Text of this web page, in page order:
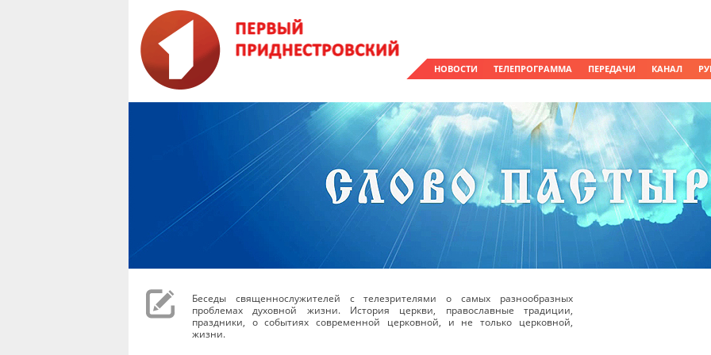
НОВОСТИ ТЕЛЕПРОГРАММА ПЕРЕДАЧИ КАНАЛ
Беседы священнослужителей с телезрителями о самых разнообразных
проблемах духовной жизни. История церкви, православные традиции,
праздники, о событиях современной церковной, и не только церковной,
жизни.